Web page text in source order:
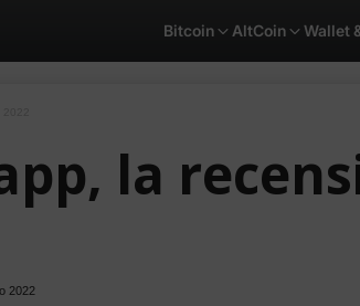
Bitcoin AltCoin Wallet
la
2022